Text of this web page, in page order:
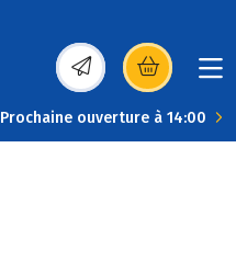
(s’ouvre dans une
Prochaine ouverture à 14:00